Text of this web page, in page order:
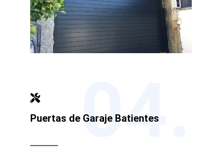
Puertas de Garaje Batientes
04.